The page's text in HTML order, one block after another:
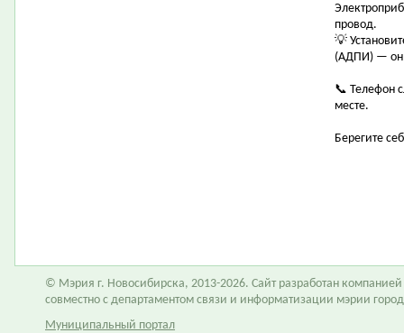
провод.
💡
(АДПИ) — он
📞 Телефон
месте.
Берегите
© Мэрия г. Новосибирска, 2013-2026. Сайт разработан компанией
совместно с департаментом связи и информатизации мэрии
Муниципальный портал